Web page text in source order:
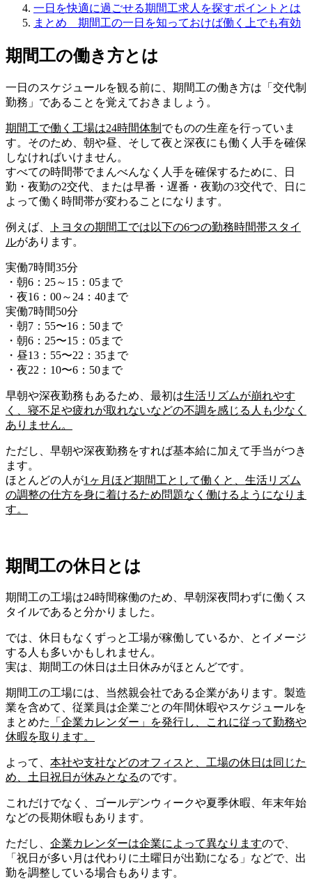
一日を快適に過ごせる期間工求人を探すポイントとは
まとめ 期間工の一日を知っておけば働く上でも有効
期間工の働き方とは
一日のスケジュールを観る前に、期間工の働き方は 「交代制
勤務」 であることを覚えておきましょう。
期間工で働く工場は24時間体制 でものの生産を行っていま
す。そのため、朝や昼、そして夜と深夜にも働く人手を確保
しなければいけません。
すべての時間帯でまんべんなく人手を確保するために、
日
勤・夜勤の2交代 、または早番・遅番・夜勤の3交代で、
日に
よって働く時間帯が変わる ことになります。
例えば、 トヨタの期間工では以下の6つの勤務時間帯スタイ
ルがあります。
実働7時間35分
・朝6：25～15：05まで
・夜16：00～24：40まで
実働7時間50分
・朝7：55〜16：50まで
・朝6：25〜15：05まで
・昼13：55〜22：35まで
・夜22：10〜6：50まで
早朝や深夜勤務もあるため、最初は生活リズムが崩れやす
く、寝不足や疲れが取れないなどの不調を感じる人も少なく
ありません。
ただし、 早朝や深夜勤務をすれば基本給に加えて手当がつき
ます。
ほとんどの人が1ヶ月ほど期間工として働くと、生活リズム
の調整の仕方を身に着けるため問題なく働けるようになりま
す。
期間工の休日とは
期間工の工場は24時間稼働のため、早朝深夜問わずに働くス
タイルであると分かりました。
では、休日もなくずっと工場が稼働しているか、とイメージ
する人も多いかもしれません。
実は、期間工の休日は土日休みがほとんどです。
期間工の工場には、当然親会社である企業があります。製造
業を含めて、従業員は企業ごとの年間休暇やスケジュールを
まとめた
「企業カレンダー」 を発行し、これに従って勤務や
休暇を取ります。
よって、 本社や支社などのオフィスと、工場の休日は同じた
め、土日祝日が休みとなるのです。
これだけでなく、
ゴールデンウィークや夏季休暇、年末年始
などの長期休暇 もあります。
ただし、 企業カレンダーは企業によって異なりますので、
「祝日が多い月は代わりに土曜日が出勤になる」などで、出
勤を調整している場合もあります。